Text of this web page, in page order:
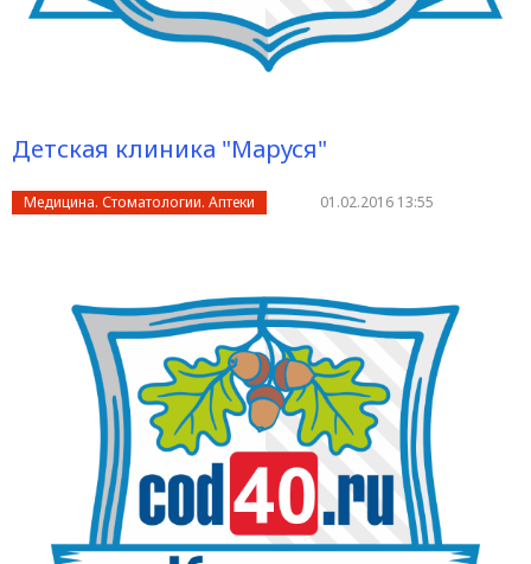
Детская клиника "Маруся"
Медицина. Стоматологии. Аптеки 01.02.2016 13:55